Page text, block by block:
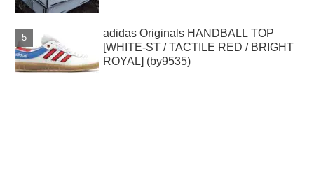
adidas Originals HANDBALL TOP
[WHITE-ST / TACTILE RED / BRIGHT
ROYAL] (by9535)